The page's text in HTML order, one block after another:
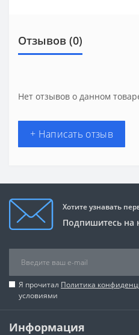
Отзывов (0)
Нет отзывов о данном
+ Написать отзыв
Хотите узнавать
Подпишитесь на
Я прочитал Политика
условиями
Информация